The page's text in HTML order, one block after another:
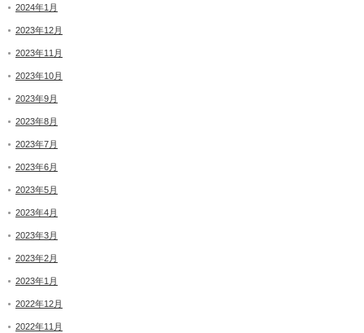
2024年1月
2023年12月
2023年11月
2023年10月
2023年9月
2023年8月
2023年7月
2023年6月
2023年5月
2023年4月
2023年3月
2023年2月
2023年1月
2022年12月
2022年11月